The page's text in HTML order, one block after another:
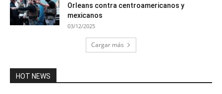
Orleans contra centroamericanos y
mexicanos
03/12/2025
Cargar más
HOT NEWS